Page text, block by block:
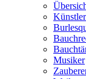
Musiker